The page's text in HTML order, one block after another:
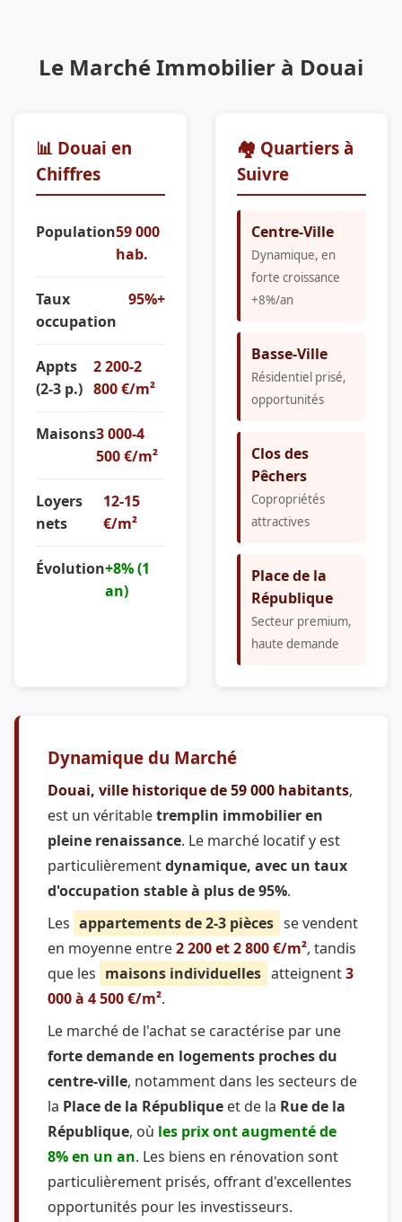
Le Marché Immobilier à Douai
📊 Douai en
Chiffres
Population59 000
hab.
Taux
occupation
95%+
Appts
(2-3 p.)
2 200-2
800 €/m²
Maisons3 000-4
500 €/m²
Loyers
nets
12-15
€/m²
Évolution+8% (1
an)
🏘️ Quartiers à
Suivre
Centre-Ville
Dynamique, en
forte croissance
+8%/an
Basse-Ville
Résidentiel prisé,
opportunités
Clos des
Pêchers
Copropriétés
attractives
Place de la
République
Secteur premium,
haute demande
Dynamique du Marché
Douai, ville historique de 59 000 habitants,
est un véritabletremplin immobilier en
pleine renaissance. Le marché locatif y est
particulièrementdynamique, avec un taux
d'occupation stable à plus de 95%.
Les appartements de 2-3 pièces se vendent
en moyenne entre2 200 et 2 800 €/m², tandis
que les maisons individuelles atteignent3
000 à 4 500 €/m².
Le marché de l'achat se caractérise par une
forte demande en logements proches du
centre-ville, notamment dans les secteurs de
la Place de la République et de la Rue de la
République, où les prix ont augmenté de
8% en un an. Les biens en rénovation sont
particulièrement prisés, offrant d'excellentes
opportunités pour les investisseurs.